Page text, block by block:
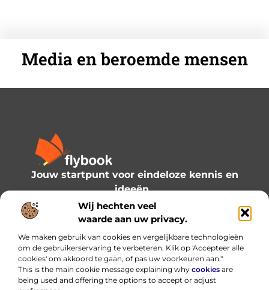
Wij hechten veel
waarde aan uw privacy.
We maken gebruik van cookies en vergelijkbare technologieën
om de gebruikerservaring te verbeteren. Klik op 'Accepteer alle
cookies' om akkoord te gaan, of pas uw voorkeuren aan."
This is the main cookie message explaining why cookies are
being used and offering the options to accept or adjust
Media en beroemde mensen
Jouw startpunt voor eindeloze kennis en
ideeën.
Verken onze blogs en artikelen en laat je
inspireren door een wereld vol inzichten.
Bericht categorie